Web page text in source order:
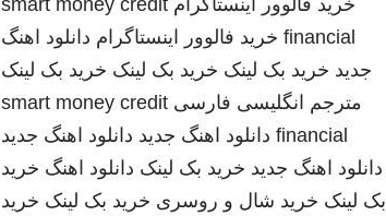
خرید فالوور اینستاگرام smart money credit
financial خرید فالوور اینستاگرام دانلود اهنگ
جدید خرید بک لینک خرید بک لینک خرید بک لینک
مترجم انگلیسی فارسی smart money credit
financial دانلود اهنگ جدید دانلود اهنگ جدید
دانلود اهنگ جدید خرید بک لینک دانلود اهنگ خرید
بک لینک خرید شال و روسری خرید بک لینک خرید